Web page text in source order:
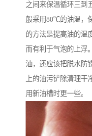
之间来保温循环三到
般采用80℃的油温，
的方法是提高油的温
而有利于气泡的上浮
油，还应该把脱水防
上的油污铲除清理
用新油槽时更一些。